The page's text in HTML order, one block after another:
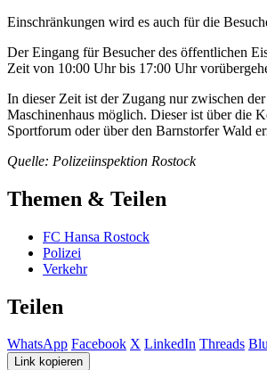
Einschränkungen wird es auch für die
Der Eingang für Besucher des öffentlichen
Zeit von 10:00 Uhr bis 17:00 Uhr
In dieser Zeit ist der Zugang nur zwischen
Maschinenhaus möglich. Dieser ist über die
Sportforum oder über den Barnstorfer Wald
Quelle: Polizeiinspektion Rostock
Themen & Teilen
FC Hansa Rostock
Polizei
Verkehr
Teilen
WhatsApp Facebook X LinkedIn Threads
Link kopieren